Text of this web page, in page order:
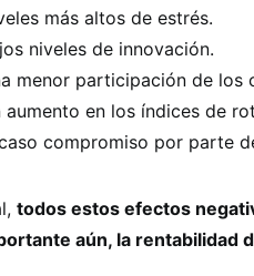
más altos de estrés.
niveles de innovación.
menor participación de los
aumento en los índices de
compromiso por parte
todos estos efectos
aún, la rentabilidad